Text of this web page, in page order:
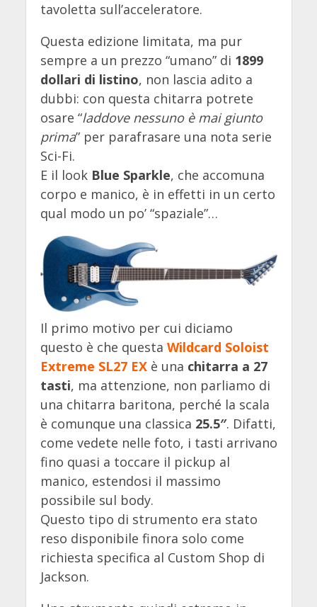
tavoletta sull’acceleratore.
Questa edizione limitata, ma pur
sempre a un prezzo “umano” di 1899
dollari di listino, non lascia adito a
dubbi: con questa chitarra potrete
osare “laddove nessuno è mai giunto
prima” per parafrasare una nota serie
Sci-Fi.
E il lookBlue Sparkle, che accomuna
corpo e manico, è in effetti in un certo
qual modo un po’ “spaziale”…
Il primo motivo per cui diciamo
questo è che questa Wildcard Soloist
Extreme SL27 EXè una chitarra a 27
tasti, ma attenzione, non parliamo di
una chitarra baritona, perché la scala
è comunque una classica 25.5″. Difatti,
come vedete nelle foto, i tasti arrivano
fino quasi a toccare il pickup al
manico, estendosi il massimo
possibile sul body.
Questo tipo di strumento era stato
reso disponibile finora solo come
richiesta specifica al Custom Shop di
Jackson.